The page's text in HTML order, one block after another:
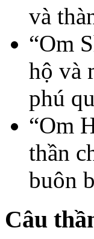
và
“Om
hộ và
phú
“Om
thần
buôn
Câu